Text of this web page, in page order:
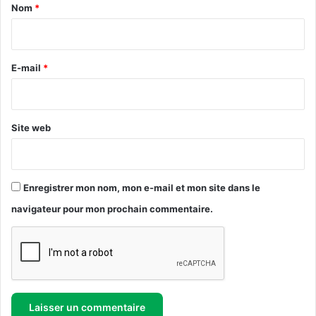
e
p
n
l
c
e
a
e
Nom *
E-mail *
Site web
Enregistrer mon nom, mon e-mail et mon site dans le
navigateur pour mon prochain commentaire.